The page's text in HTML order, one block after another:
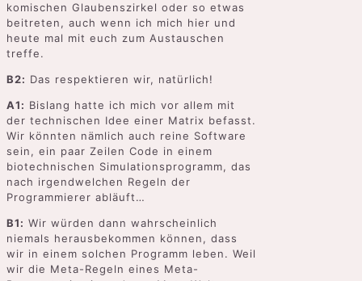
komischen Glaubenszirkel oder so etwas
beitreten, auch wenn ich mich hier und
heute mal mit euch zum Austauschen
treffe.
B2: Das respektieren wir, natürlich!
A1: Bislang hatte ich mich vor allem mit
der technischen Idee einer Matrix befasst.
Wir könnten nämlich auch reine Software
sein, ein paar Zeilen Code in einem
biotechnischen Simulationsprogramm, das
nach irgendwelchen Regeln der
Programmierer abläuft…
B1: Wir würden dann wahrscheinlich
niemals herausbekommen können, dass
wir in einem solchen Programm leben. Weil
wir die Meta-Regeln eines Meta-